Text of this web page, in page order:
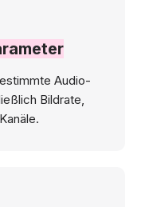
Audio-
Bildrate,